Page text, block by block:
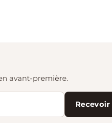
avant-première.